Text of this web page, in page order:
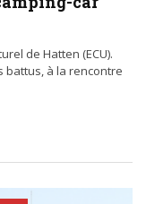
de Hatten (ECU).
battus, à la rencontre